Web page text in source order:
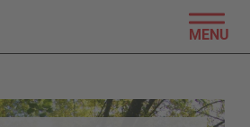
MENU